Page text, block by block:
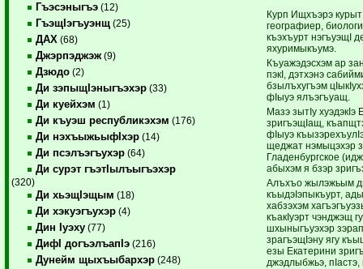
Гъэсэныгъэ (12)
ГъэщIэгъуэнщ (25)
ДАХ (68)
Джэрпэджэж (9)
Дзюдо (2)
Ди зэпыщIэныгъэхэр (33)
Ди куейхэм (1)
Ди къуэш республикэхэм (176)
Ди нэхъыжьыфIхэр (14)
Ди псэлъэгъухэр (64)
Ди сурэт гъэтIылъыгъэхэр
(320)
Ди хьэщIэщым (18)
Ди хэкуэгъухэр (4)
Дин Iуэху (77)
ДифI догъэлъапIэ (216)
Дунейм щыхъыбархэр (248)
Курп Ищхъэрэ
географиер,
къэхъурт нэгъуэщI
яхуримыкъумэ.
Къуажэдэсхэм ар
пэкI, дэтхэнэ
бзылъхугъэм
фIыуэ ялъэгъуащ.
Мазэ зытIу хуэдэкIэ
зригъэщIащ,
фIыуэ
щеджат нэмыцэхэр
Гладенбургское
абыхэм я бзэр
Алъхъо жылэжьым
къыдэIэпыкъурт,
хабзэхэм
къакIуэрт чэнджэщ
шхыныгъуэхэр
зрагъэщIэну ягу
езы Екатерини
джэдлыбжьэ,